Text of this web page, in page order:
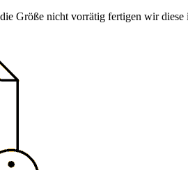
Größe nicht vorrätig fertigen wir